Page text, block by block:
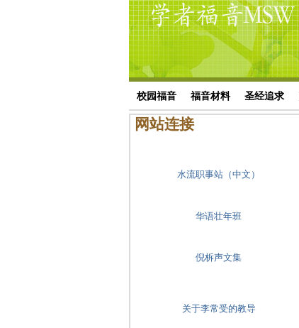
搜索表单
校园福音 福音材料 圣经追求
网站连接
水流职事站（中文）
华语壮年班
倪柝声文集
关于李常受的教导